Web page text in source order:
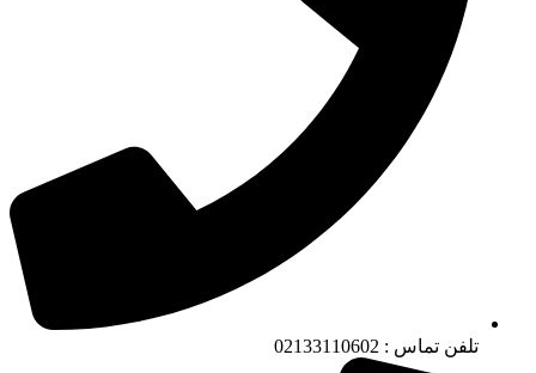
تلفن تماس : 02133110602